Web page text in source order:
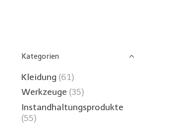
Kategorien
Kleidung (61)
Werkzeuge (35)
Instandhaltungsprodukte
(55)